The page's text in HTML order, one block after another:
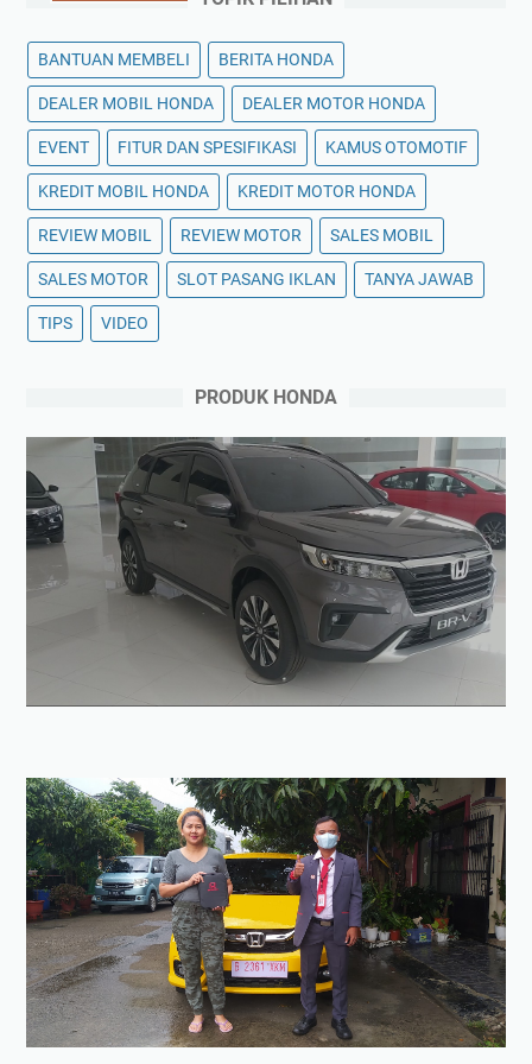
BANTUAN MEMBELI BERITA HONDA
DEALER MOBIL HONDA DEALER MOTOR HONDA
EVENT FITUR DAN SPESIFIKASI KAMUS OTOMOTIF
KREDIT MOBIL HONDA KREDIT MOTOR HONDA
REVIEW MOBIL REVIEW MOTOR SALES MOBIL
SALES MOTOR SLOT PASANG IKLAN TANYA JAWAB
TIPS VIDEO
PRODUK HONDA